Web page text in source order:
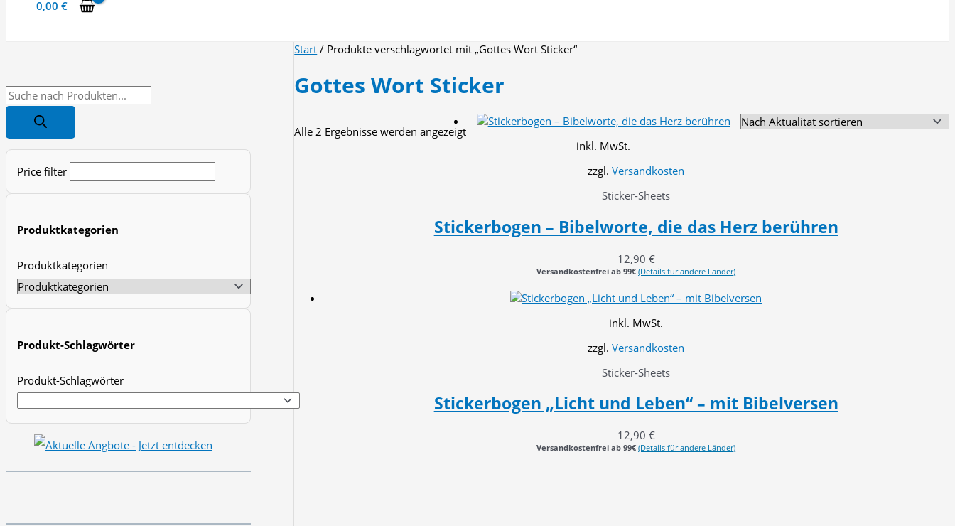
0,00 €
P
o
c
a
Price filter
Produktkategorien
Produktkategorien
Produkt-Schlagwörter
Produkt-Schlagwörter
Start / Produkte verschlagwortet mit „Gottes Wort Sticker“
Gottes Wort Sticker
Alle 2 Ergebnisse werden angezeigtNach
inkl. MwSt.
zzgl.Versandkosten
Sticker-Sheets
Stickerbogen – Bibelworte, die das Herz berühren
12,90 €
Versandkostenfrei ab 99€ (Details für andere Länder)
inkl. MwSt.
zzgl.Versandkosten
Sticker-Sheets
Stickerbogen „Licht und Leben“ – mit Bibelversen
12,90 €
Versandkostenfrei ab 99€ (Details für andere Länder)